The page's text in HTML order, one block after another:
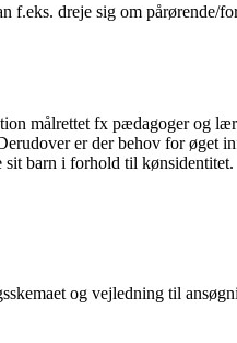
f.eks. dreje sig om pårørende/
målrettet fx pædagoger og
er der behov for øget
sit barn i forhold til kønsidentitet.
og vejledning til